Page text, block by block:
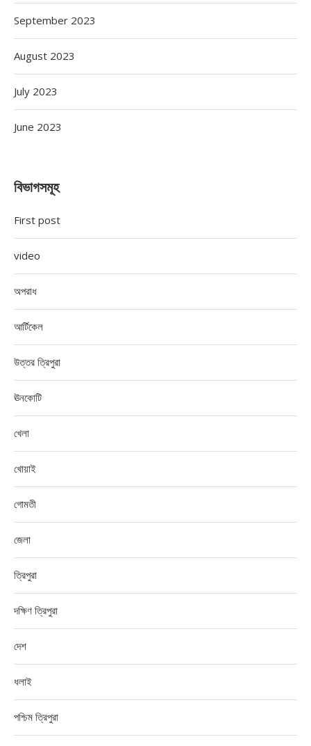
September 2023
August 2023
July 2023
June 2023
বিভাগসমূহ
First post
video
অপরাধ
আর্টিকেল
উত্তর ত্রিপুরা
ঊনকোটি
খেলা
খোয়াই
গোমতী
জেলা
ত্রিপুরা
দক্ষিণ ত্রিপুরা
দেশ
ধলাই
পশ্চিম ত্রিপুরা